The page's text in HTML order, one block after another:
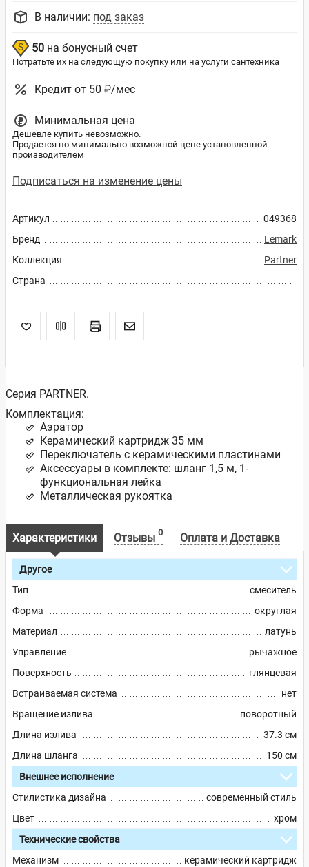
Артикул
049368
Бренд
Lemark
Коллекция
Partner
Страна
В наличии: под заказ
50 на бонусный счет
Потратьте их на следующую покупку или на услуги сантехника
Кредит от 50 ₽/мес
Минимальная цена
Дешевле купить невозможно.
Продается по минимально возможной цене установленной
производителем
Подписаться на изменение цены
Серия PARTNER.
Комплектация:
Аэратор
Керамический картридж 35 мм
Переключатель с керамическими пластинами
Аксессуары в комплекте: шланг 1,5 м, 1-
функциональная лейка
Металлическая рукоятка
Характеристики Отзывы 0 Оплата и Доставка
Другое
Тип
смеситель
Форма
округлая
Материал
латунь
Управление
рычажное
Поверхность
глянцевая
Встраиваемая система
нет
Вращение излива
поворотный
Длина излива
37.3 см
Длина шланга
150 см
Внешнее исполнение
Стилистика дизайна
современный стиль
Цвет
хром
Технические свойства
Механизм
керамический картридж